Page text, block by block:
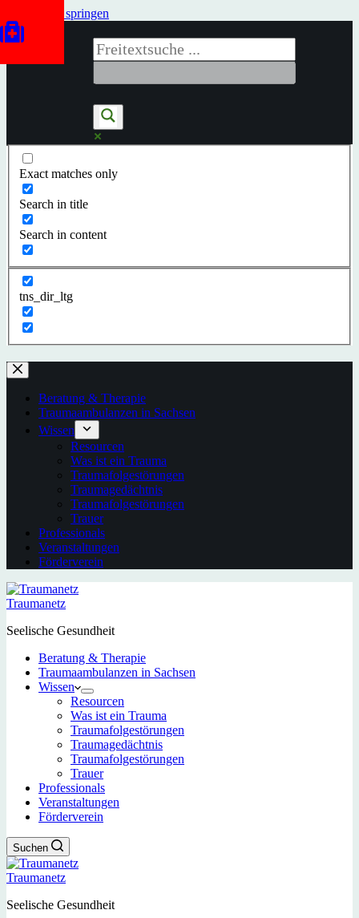
Zum Inhalt springen
Exact matches only
Search in title
Search in content
tns_dir_ltg
Beratung & Therapie
Traumaambulanzen in Sachsen
Wissen
Resourcen
Was ist ein Trauma
Traumafolgestörungen
Traumagedächtnis
Traumafolgestörungen
Trauer
Professionals
Veranstaltungen
Förderverein
Traumanetz
Seelische Gesundheit
Beratung & Therapie
Traumaambulanzen in Sachsen
Wissen
Resourcen
Was ist ein Trauma
Traumafolgestörungen
Traumagedächtnis
Traumafolgestörungen
Trauer
Professionals
Veranstaltungen
Förderverein
Suchen
Traumanetz
Seelische Gesundheit